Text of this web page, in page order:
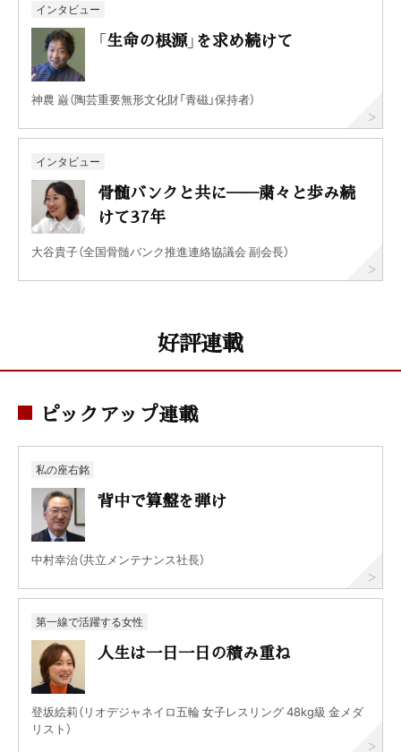
インタビュー
「生命の根源」を求め続けて
神農 巌（陶芸重要無形文化財「青磁」保持者）
インタビュー
骨髄バンクと共に──粛々と歩み続
けて37年
大谷貴子（全国骨髄バンク推進連絡協議会 副会長）
好評連載
ピックアップ連載
私の座右銘
背中で算盤を弾け
中村幸治（共立メンテナンス社長）
第一線で活躍する女性
人生は一日一日の積み重ね
登坂絵莉（リオデジャネイロ五輪 女子レスリング 48kg級 金メダ
リスト）